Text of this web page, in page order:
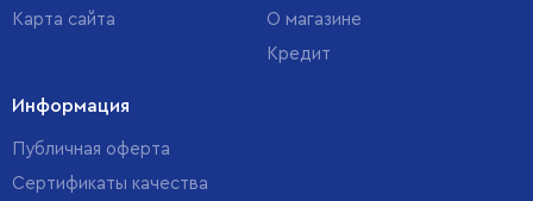
Карта сайта
О магазине
Кредит
Информация
Публичная оферта
Сертификаты качества